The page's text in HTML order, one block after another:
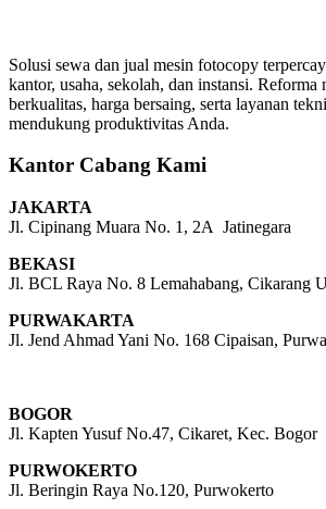
Solusi sewa dan jual mesin fotocopy
kantor, usaha, sekolah, dan instansi. Reforma
berkualitas, harga bersaing, serta layanan
mendukung produktivitas Anda.
Kantor Cabang Kami
JAKARTA
Jl. Cipinang Muara No. 1, 2A Jatinegara
BEKASI
Jl. BCL Raya No. 8 Lemahabang, Cikarang
PURWAKARTA
Jl. Jend Ahmad Yani No. 168 Cipaisan,
BOGOR
Jl. Kapten Yusuf No.47, Cikaret, Kec. Bogor
PURWOKERTO
Jl. Beringin Raya No.120, Purwokerto